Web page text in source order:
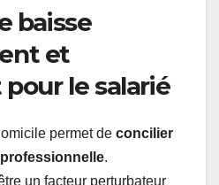
baisse
et
pour le salarié
permet de concilier
professionnelle.
un facteur perturbateur